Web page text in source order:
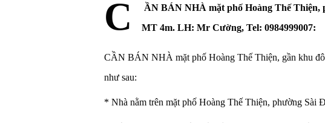
C ẦN BÁN NHÀ mặt phố Hoàng Thế Thiện,
MT 4m. LH: Mr Cường, Tel: 0984999007:
CẦN BÁN NHÀ mặt phố Hoàng Thế Thiện, gần khu
như sau:
* Nhà nằm trên mặt phố Hoàng Thế Thiện, phường Sài